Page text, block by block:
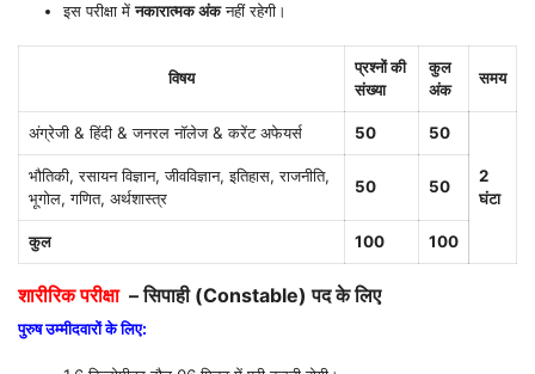
इस परीक्षा मेंनकारात्मक अंकनहीं रहेगी।
विषय
प्रश्नों की
संख्या
कुल
अंक
समय
अंग्रेजी & हिंदी & जनरल नॉलेज & करेंट अफेयर्स 50 50
2
घंटा
भौतिकी, रसायन विज्ञान, जीवविज्ञान, इतिहास, राजनीति,
भूगोल, गणित, अर्थशास्त्र
50 50
कुल 100 100
शारीरिक परीक्षा – सिपाही (Constable) पद के लिए
पुरुष उम्मीदवारों के लिए: